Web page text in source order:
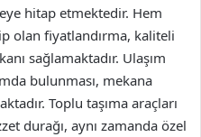
hitap etmektedir. Hem
olan fiyatlandırma, kaliteli
sağlamaktadır. Ulaşım
bulunması, mekana
Toplu taşıma araçları
durağı, aynı zamanda özel